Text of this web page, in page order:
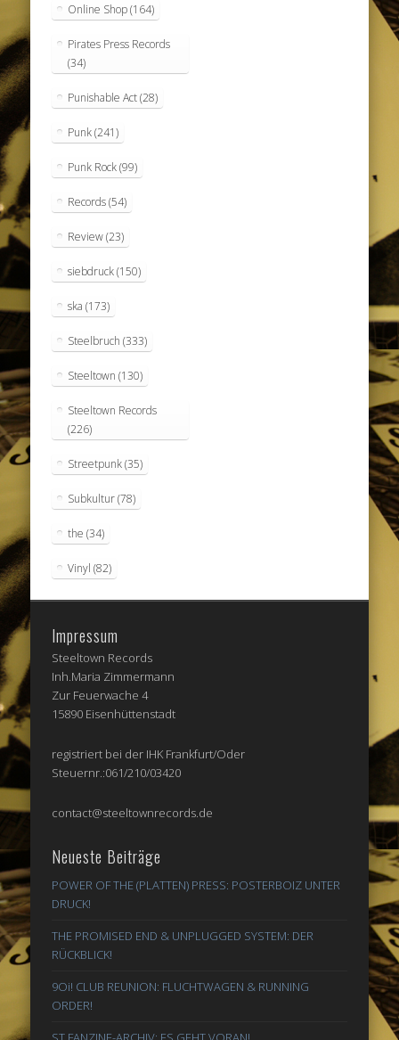
Online Shop(164)
Pirates Press Records
(34)
Punishable Act(28)
Punk(241)
Punk Rock(99)
Records(54)
Review(23)
siebdruck(150)
ska (173)
Steelbruch (333)
Steeltown (130)
Steeltown Records
(226)
Streetpunk(35)
Subkultur(78)
the (34)
Vinyl (82)
Impressum
Steeltown Records
Inh.Maria Zimmermann
Zur Feuerwache 4
15890 Eisenhüttenstadt
registriert bei der IHK Frankfurt/Oder
Steuernr.:061/210/03420
contact@steeltownrecords.de
Neueste Beiträge
POWER OF THE (PLATTEN) PRESS: POSTERBOIZ UNTER
DRUCK!
THE PROMISED END & UNPLUGGED SYSTEM: DER
RÜCKBLICK!
9Oi! CLUB REUNION: FLUCHTWAGEN & RUNNING
ORDER!